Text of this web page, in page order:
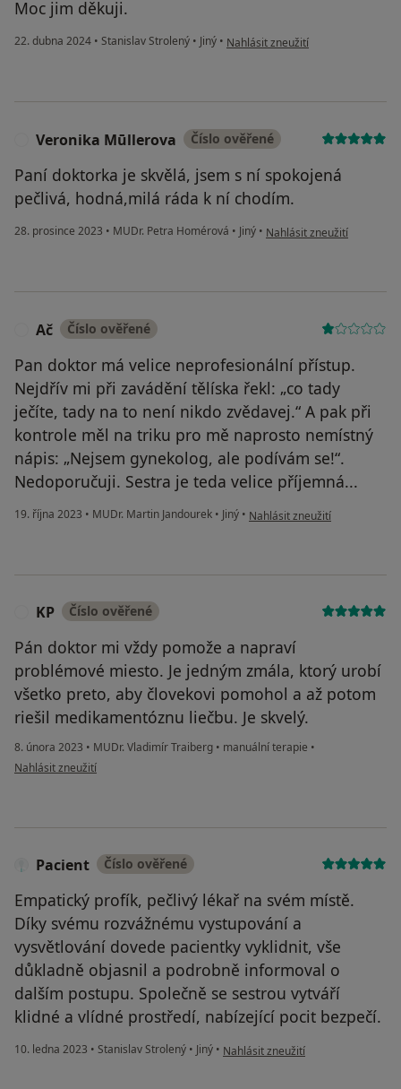
Moc jim děkuji.
22. dubna 2024 • Stanislav Strolený • Jiný • podle názoru uživatele Jana M.
Nahlásit zneužití
Veronika Mūllerova Číslo ověřené
Paní doktorka je skvělá, jsem s ní spokojená
pečlivá, hodná,milá ráda k ní chodím.
28. prosince 2023 • MUDr. Petra Homérová • Jiný • podle názoru uživatele
Nahlásit zneužití
Ač Číslo ověřené
Pan doktor má velice neprofesionální přístup.
Nejdřív mi při zavádění tělíska řekl: „co tady
ječíte, tady na to není nikdo zvědavej.“ A pak při
kontrole měl na triku pro mě naprosto nemístný
nápis: „Nejsem gynekolog, ale podívám se!“.
Nedoporučuji. Sestra je teda velice příjemná...
19. října 2023 • MUDr. Martin Jandourek • Jiný • podle názoru uživatele Ač
Nahlásit zneužití
KP Číslo ověřené
Pán doktor mi vždy pomože a napraví
problémové miesto. Je jedným zmála, ktorý urobí
všetko preto, aby človekovi pomohol a až potom
riešil medikamentóznu liečbu. Je skvelý.
8. února 2023 • MUDr. Vladimír Traiberg • manuální terapie •
podle názoru uživatele KP
Nahlásit zneužití
Pacient Číslo ověřené
Empatický profík, pečlivý lékař na svém místě.
Díky svému rozvážnému vystupování a
vysvětlování dovede pacientky vyklidnit, vše
důkladně objasnil a podrobně informoval o
dalším postupu. Společně se sestrou vytváří
klidné a vlídné prostředí, nabízející pocit bezpečí.
10. ledna 2023 • Stanislav Strolený • Jiný • podle názoru uživatele Pacient
Nahlásit zneužití